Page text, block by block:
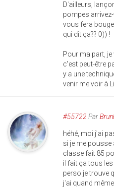
D'ailleurs,
pompes
vous fera
qui dit ça?? 0)) !
Pour ma part, je
c'est peut-être
y a une
venir me voir à
#55722 Par
héhé, moi j'ai
si je me pousse
classe fait 85
il fait ça tous
perso je trouve
j'ai quand